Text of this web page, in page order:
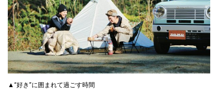
▲“好き”に囲まれて過ごす時間